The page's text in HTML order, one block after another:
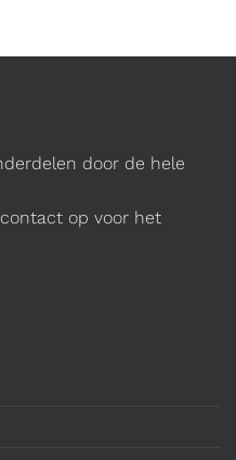
door de hele
op voor het